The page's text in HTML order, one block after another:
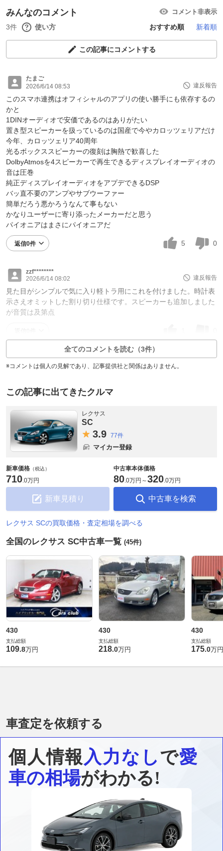
みんなのコメント コメント非表示
3件 使い方 おすすめ順 新着順
この記事にコメントする
たまご
2026/6/14 08:53
違反報告
このスマホ連携はオフィシャルのアプリの使い勝手にも依存するの
かと
1DINオーディオで安価であるのはありがたい
置き型スピーカーを扱っているのは国産で今やカロッツェリアだけ
今年、カロッツェリア40周年
光るボックススピーカーの復刻は胸熱で歓喜した
DolbyAtmosを4スピーカーで再生できるディスプレイオーディオの
音は圧巻
純正ディスプレイオーディオをアプデできるDSP
バッ直不要のアンプやサブウーファー
簡単だろう悪かろうなんて事もない
かなりユーザーに寄り添ったメーカーだと思う
パイオニアはまさにパイオニアだ
返信0件 5 0
zzf********
2026/6/14 08:02
違反報告
見た目がシンプルで気に入り軽トラ用にこれを付けました。時計表
示さえオミットした割り切り仕様です。スピーカーも追加しました
が音質は及第点
全てのコメントを読む（3件）
※コメントは個人の見解であり、記事提供社と関係はありません。
この記事に出てきたクルマ
レクサス
SC
3.9 77件
マイカー登録
新車価格 （税込）
710.0万円
新車見積り
中古車本体価格
80.0万円 ～320.0万円
中古車を検索
レクサス SCの買取価格・査定相場を調べる
全国のレクサス SC中古車一覧 (45件)
430
支払総額
109.8万円
430
支払総額
218.0万円
430
支払総額
175.0万円
車査定を依頼する
個人情報 入力なしで愛
車の相場がわかる!